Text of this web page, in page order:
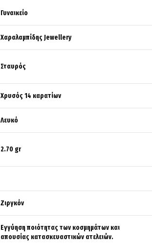
Γυναικείο
Χαραλαμπίδης Jewellery
Σταυρός
Χρυσός 14 καρατίων
Λευκό
2.70 gr
Ζιργκόν
Εγγύηση ποιότητας των κοσμημάτων και
απουσίας κατασκευαστικών ατελειών.